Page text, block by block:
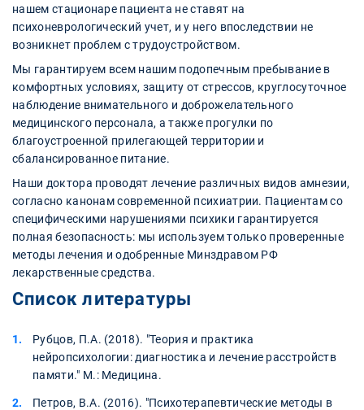
нашем стационаре пациента не ставят на
психоневрологический учет, и у него впоследствии не
возникнет проблем с трудоустройством.
Мы гарантируем всем нашим подопечным пребывание в
комфортных условиях, защиту от стрессов, круглосуточное
наблюдение внимательного и доброжелательного
медицинского персонала, а также прогулки по
благоустроенной прилегающей территории и
сбалансированное питание.
Наши доктора проводят лечение различных видов амнезии,
согласно канонам современной психиатрии. Пациентам со
специфическими нарушениями психики гарантируется
полная безопасность: мы используем только проверенные
методы лечения и одобренные Минздравом РФ
лекарственные средства.
Список литературы
Рубцов, П.А. (2018). "Теория и практика
нейропсихологии: диагностика и лечение расстройств
памяти." М.: Медицина.
Петров, В.А. (2016). "Психотерапевтические методы в